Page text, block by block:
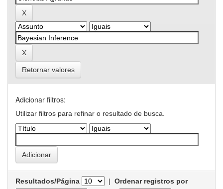
Retornar valores
Adicionar filtros:
Utilizar filtros para refinar o resultado de busca.
Resultados/Página | Ordenar registros por